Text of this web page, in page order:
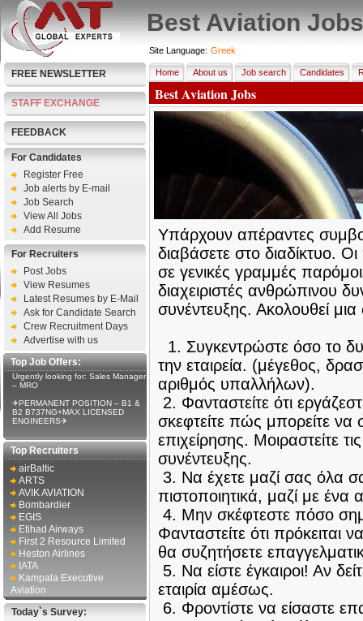
Best Aviation Jobs
FREE NEWSLETTER
STAFF EXCHANGE
FEEDBACK
For Candidates
Register Free
Job alerts by E-mail
Job Search
View All Jobs
Add Resume
For Recruiters
Post Jobs
View Resumes
Latest Resumes by E-Mail
Ask for Candidate Search
Crew Recruitment Days
Advertise with us
Top Job Offers:
Urgently looking for: Sales Manager
– MRO
✈PERMANENT POSITION – B1 &
B2 B737NG+MAX LICENSED
ENGINEERS✈
Top Recruiters
airBaltic
ARTS
AVIK AVIATION
Bombardier
EGIS
Etihad Airways
First 2 Resource Limited
Heston Airlines
IATA
Kampala Executive
Aviation
Today`s Survey:
Site Language: Greek
Home About us Job search Candidates
Best Aviation Jobs
Υπάρχουν απέραντες
διαβάσετε στο διαδίκτυο.
σε γενικές γραμμές
διαχειριστές ανθρώπινου
συνέντευξης. Ακολουθεί
1. Συγκεντρώστε όσο το
την εταιρεία. (μέγεθος,
αριθμός υπαλλήλων).
2. Φανταστείτε ότι
σκεφτείτε πώς μπορείτε να
επιχείρησης. Μοιραστείτε
συνέντευξης.
3. Να έχετε μαζί σας όλα
πιστοποιητικά, μαζί με ένα
4. Μην σκέφτεστε πόσο
Φανταστείτε ότι πρόκειται
θα συζητήσετε
5. Να είστε έγκαιροι! Αν
εταιρία αμέσως.
6. Φροντίστε να είσαστε